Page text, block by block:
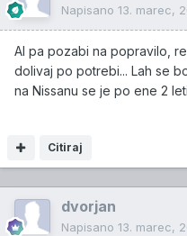
Napisano 13. marec,
Al pa pozabi na popravilo,
dolivaj po potrebi... Lah se
na Nissanu se je po ene 2
Citiraj
dvorjan
Napisano 13. marec,